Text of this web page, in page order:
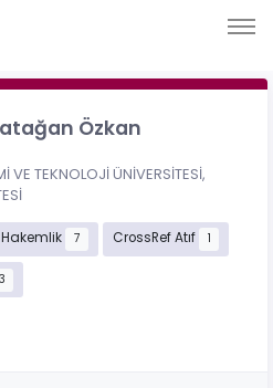
Özkan
VE TEKNOLOJİ ÜNİVERSİTESİ,
Hakemlik 7 CrossRef Atıf 1
3